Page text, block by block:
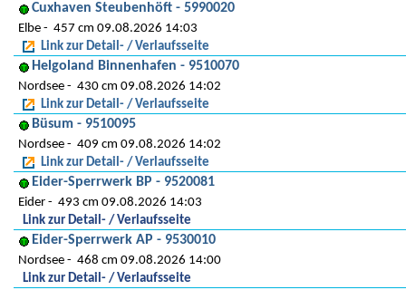
Cuxhaven Steubenhöft - 5990020
Elbe
457 cm 09.08.2026 14:03
Link zur Detail- / Verlaufsseite
Helgoland Binnenhafen - 9510070
Nordsee
430 cm 09.08.2026 14:02
Link zur Detail- / Verlaufsseite
Büsum - 9510095
Nordsee
409 cm 09.08.2026 14:02
Link zur Detail- / Verlaufsseite
Eider-Sperrwerk BP - 9520081
Eider
493 cm 09.08.2026 14:03
Link zur Detail- / Verlaufsseite
Eider-Sperrwerk AP - 9530010
Nordsee
468 cm 09.08.2026 14:00
Link zur Detail- / Verlaufsseite